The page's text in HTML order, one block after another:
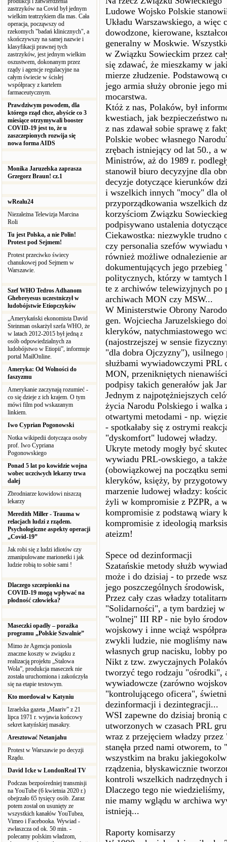
zastrzyków na Covid był jednym
wielkim teatrzykiem dla mas. Cała
operacja, począwszy od
rzekomych "badań klinicznych", a
skończywszy na samej nazwie i
klasyfikacji prawnej tych
zastrzyków, jest jednym wielkim
oszustwem, dokonanym przez
rządy i agencje regulacyjne na
całym świecie w ścisłej
współpracy z kartelem
farmaceutycznym.
Prawdziwym powodem, dla
którego rząd chce, abyście co 3
miesiące otrzymywali booster
COVID-19 jest to, że u
zaszczepionych rozwija się
nowa forma AIDS
Monika Jaruzelska zaprasza
Grzegorz Braun! cz.1
wRealu24
Niezależna Telewizja Marcina
Roli
Tu jest Polska, a nie Polin!
Protest pod Sejmem!
Protest przeciwko świecy
chanukowej pod Sejmem w
Warszawie.
Szef WHO Tedros Adhanom
Ghebreyesus uczestniczył w
ludobójstwie Etiopczyków
„Amerykański ekonomista David
Steinman oskarżył szefa WHO, że
w latach 2012-2015 był jedną z
osób odpowiedzialnych za
ludobójstwo w Etiopii”, informuje
portal MailOnline.
Ameryka: Od Wolności do
faszyzmu
Amerykanie zaczynają rozumieć -
co się dzieje z ich krajem. O tym
mówi film pod wskazanym
linkiem.
Iwo Cyprian Pogonowski
Notka wikipedii dotycząca osoby
prof. Iwo Cypriana
Pogonowskiego
Ponad 5 lat po kowidzie wojna
wobec uczciwych lekarzy trwa
dalej
Zbrodniarze kowidowi niszczą
lekarzy
Meredith Miller - Trauma w
relacjach ludzi z rządem.
Psychologiczne aspekty operacji
„Covid-19”
Jak robi się z ludzi idiotów czy
zmanipulowane marionetki i jak
ludzie robią to sobie sami !
Dlaczego szczepionki na
COVID-19 mogą wpływać na
płodność człowieka?
Maseczki opadły – porażka
programu „Polskie Szwalnie”
Mimo że Agencja poniosła
znaczne koszty w związku z
realizacją projektu „Stalowa
Wola”, produkcja maseczek nie
została uruchomiona i zakończyła
się na etapie testowym.
Kto mordował w Katyniu
Izraelska gazeta „Maariv” z 21
lipca 1971 r. wyjawia końcowy
sekret katyńskiej masakry.
Aresztować Netanjahu
Protest w Warszawie po decyzji
Rządu.
David Icke w LondonReal TV
Podczas bezpośredniej transmisji
na YouTube (6 kwietnia 2020 r.)
obejrzało 65 tysięcy osób. Zaraz
potem został on usunięty ze
wszystkich kanałów YouTubea,
Vimeo i Facebooka. Wywiad -
zwłaszcza od ok. 50 min. -
polecamy polskim władzom,
Ludowe Wojsko Polskie
Układu Warszawskiego, a więc
dowodzone, kierowane,
generalny w Moskwie.
w Związku Sowieckim przez
się zdawać, że mieszkamy w
mierze złudzenie. Podstawową
jego armia służy obronie jego
mocarstwa.
Któż z nas, Polaków, był
kwestiach, jak bezpieczeństwo
z nas zdawał sobie sprawę z
Polskie wobec własnego
zrębach istniejący od lat 50., a
Ministrów, aż do 1989 r.
stanowił biuro decyzyjne dla
decyzje dotyczące kierunków
i wszelkich innych "mocy" dla
przyporządkowania wszelkich
korzyściom Związku
podpisywano ustalenia
Ciekawostka: niezwykle trudno
czy personalia szefów
również możliwe odnalezienie
dokumentujących jego
politycznych, którzy w tamtych
te z archiwów telewizyjnych po
archiwach MON czy MSW...
W Ministerstwie Obrony
gen. Wojciecha Jaruzelskiego
kleryków, natychmiastowego
(najostrzejszej w sensie
"dla dobra Ojczyzny"), usilnego
służbami wywiadowczymi PRL
MON, przenikniętych
podpisy takich generałów jak
Jednym z najpotężniejszych
życia Narodu Polskiego i walka
otwartymi metodami - np.
- spotkałaby się z ostrymi
"dyskomfort" ludowej władzy.
Ukryte metody mogły być
wywiadu PRL-owskiego, a
(obowiązkowej na początku
kleryków, księży, by
marzenie ludowej władzy:
żyli w kompromisie z PZPR, a
kompromisie z podstawą
kompromisie z ideologią
ateizm!
Spece od dezinformacji
Szatańskie metody służb
może i do dzisiaj - to przede
jego poszczególnych środowisk,
Przez cały czas władzy
"Solidarności", a tym bardziej
"wolnej" III RP - nie było
wojskowy i inne wciąż
zwykli ludzie, nie mogliśmy
własnych grup nacisku, lobby
Nikt z tzw. zwyczajnych
tworzyć tego rodzaju "ośrodki",
wywiadowcze (zarówno
"kontrolującego oficera",
dezinformacji i dezintegracji...
WSI zapewne do dzisiaj bronią
utworzonych w czasach PRL
wraz z przejęciem władzy
stanęła przed nami otworem,
wszystkim na braku
rządzenia, błyskawicznie
kontroli wszelkich nadrzędnych
Dlaczego tego nie
nie mamy wglądu w archiwa
istnieją...
Raporty komisarzy